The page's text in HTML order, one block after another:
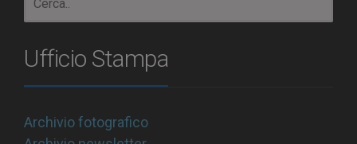
Ufficio Stampa
Archivio fotografico